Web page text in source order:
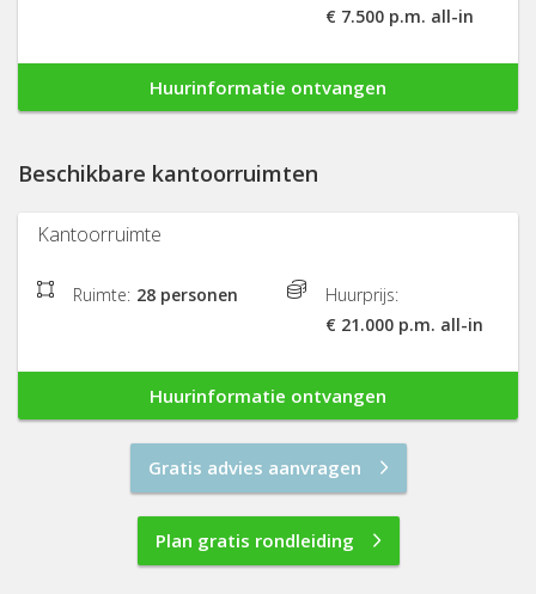
€ 7.500 p.m. all-in
Huurinformatie ontvangen
Beschikbare kantoorruimten
Kantoorruimte
Ruimte: 28 personen
Huurprijs:
€ 21.000 p.m. all-in
Huurinformatie ontvangen
Gratis advies aanvragen
Plan gratis rondleiding